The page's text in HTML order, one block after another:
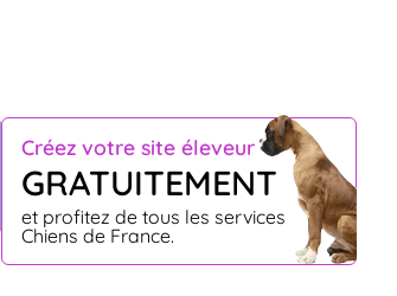
Créez votre site éleveur
GRATUITEMENT
et profitez de tous les services
Chiens de France.